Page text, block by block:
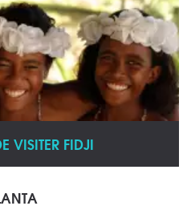
VISITER FIDJI